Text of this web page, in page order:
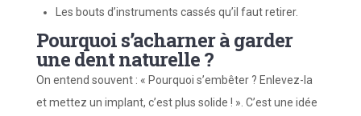
Les bouts d’instruments cassés qu’il faut retirer.
Pourquoi s’acharner à garder
une dent naturelle ?
On entend souvent : « Pourquoi s’embêter ? Enlevez-la
et mettez un implant, c’est plus solide ! ». C’est une idée